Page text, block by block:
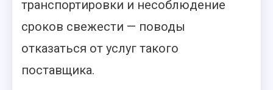
транспортировки и несоблюдение
сроков свежести — поводы
отказаться от услуг такого
поставщика.